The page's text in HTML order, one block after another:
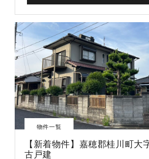
物件一覧
【新着物件】嘉穂郡桂川町
古戸建